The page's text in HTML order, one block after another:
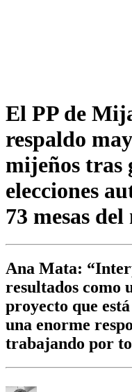
El PP de
respaldo
mijeños tras
elecciones
73 mesas
Ana Mata:
resultados como
proyecto que
una enorme
trabajando por